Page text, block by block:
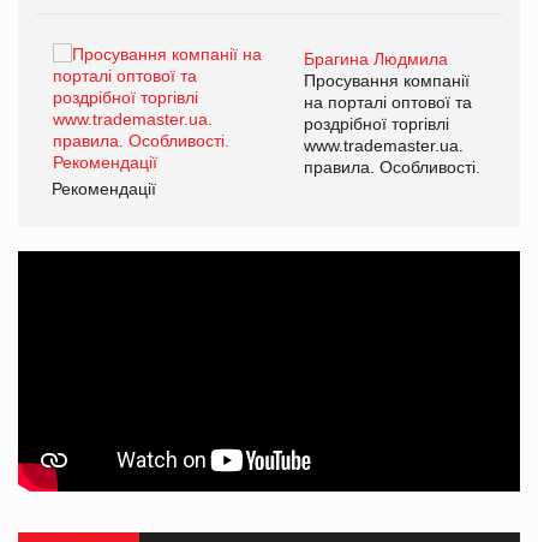
Брагина Людмила
Просування компанії
на порталі оптової та
роздрібної торгівлі
www.trademaster.ua.
правила. Особливості.
Рекомендації